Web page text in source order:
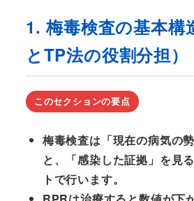
1. 梅毒検査の基本構
とTP法の役割分担）
このセクションの要点
梅毒検査は「現在の病気の
と、「感染した証拠」を見
トで行います。